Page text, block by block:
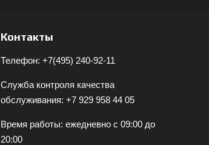
Контакты
Телефон: +7(495) 240-92-11
Служба контроля качества
обслуживания: +7 929 958 44 05
Время работы: ежедневно с 09:00 до
20:00